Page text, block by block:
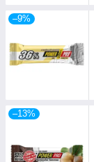
–9%
–13%